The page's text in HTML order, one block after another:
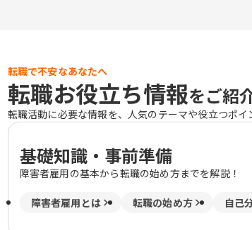
転職で不安なあなたへ
転職お役立ち情報をご紹
転職活動に必要な情報を、人気のテーマや役立つポ
基礎知識・事前準備
障害者雇用の基本から転職の始め方までを解説！
障害者雇用とは 転職の始め方 自己